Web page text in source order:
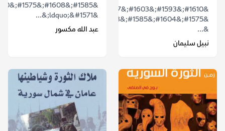
&...
نبيل سليمان
&ldquo;&#1571;&...
عبد الله مكسور